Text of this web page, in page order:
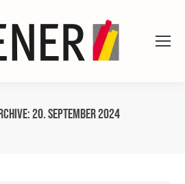
20. September 2024